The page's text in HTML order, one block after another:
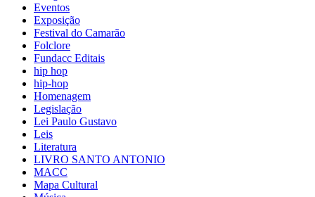
Eventos
Exposição
Festival do Camarão
Folclore
Fundacc Editais
hip hop
hip-hop
Homenagem
Legislação
Lei Paulo Gustavo
Leis
Literatura
LIVRO SANTO ANTONIO
MACC
Mapa Cultural